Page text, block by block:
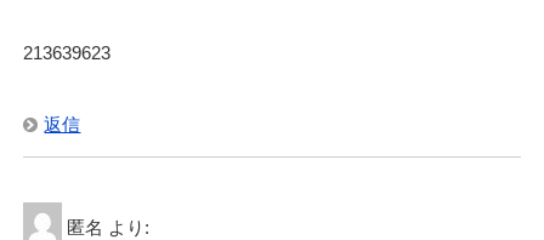
213639623
返信
匿名 より: